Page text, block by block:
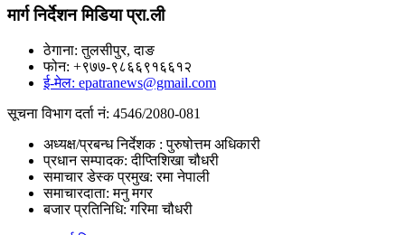
मार्ग निर्देशन मिडिया प्रा.ली
ठेगाना: तुलसीपुर, दाङ
फोन: +९७७-९८६६९१६६१२
ई-मेल: epatranews@gmail.com
सूचना विभाग दर्ता नं: 4546/2080-081
अध्यक्ष/प्रबन्ध निर्देशक : पुरुषोत्तम अधिकारी
प्रधान सम्पादक: दीप्तिशिखा चौधरी
समाचार डेस्क प्रमुख: रमा नेपाली
समाचारदाता: मनु मगर
बजार प्रतिनिधि: गरिमा चौधरी